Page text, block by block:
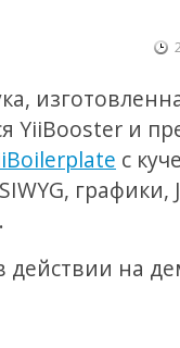
YiiBooster и
с
графики,
действии на